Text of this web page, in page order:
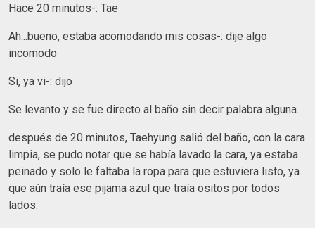
Hace 20 minutos-: Tae
Ah...bueno, estaba acomodando mis cosas-: dije algo
incomodo
Si, ya vi-: dijo
Se levanto y se fue directo al baño sin decir palabra alguna.
después de 20 minutos, Taehyung salió del baño, con la cara
limpia, se pudo notar que se había lavado la cara, ya estaba
peinado y solo le faltaba la ropa para que estuviera listo, ya
que aún traía ese pijama azul que traía ositos por todos
lados.